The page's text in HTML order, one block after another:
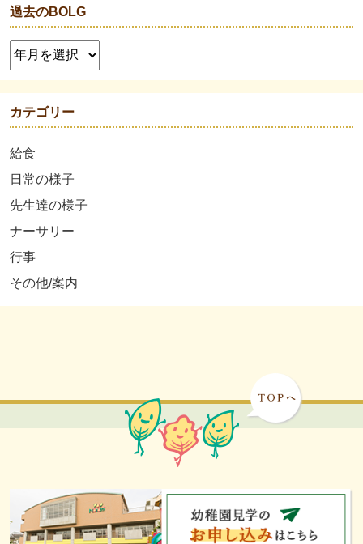
過去のBOLG
カテゴリー
給食
日常の様子
先生達の様子
ナーサリー
行事
その他/案内